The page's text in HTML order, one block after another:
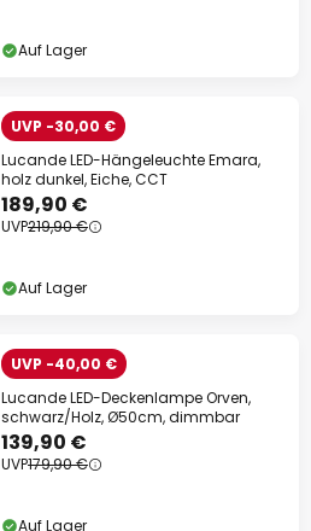
Auf Lager
UVP -30,00 €
Lucande LED-Hängeleuchte Emara,
holz dunkel, Eiche, CCT
189,90 €
UVP219,90 €
Auf Lager
UVP -40,00 €
Lucande LED-Deckenlampe Orven,
schwarz/Holz, Ø50cm, dimmbar
139,90 €
UVP179,90 €
Auf Lager